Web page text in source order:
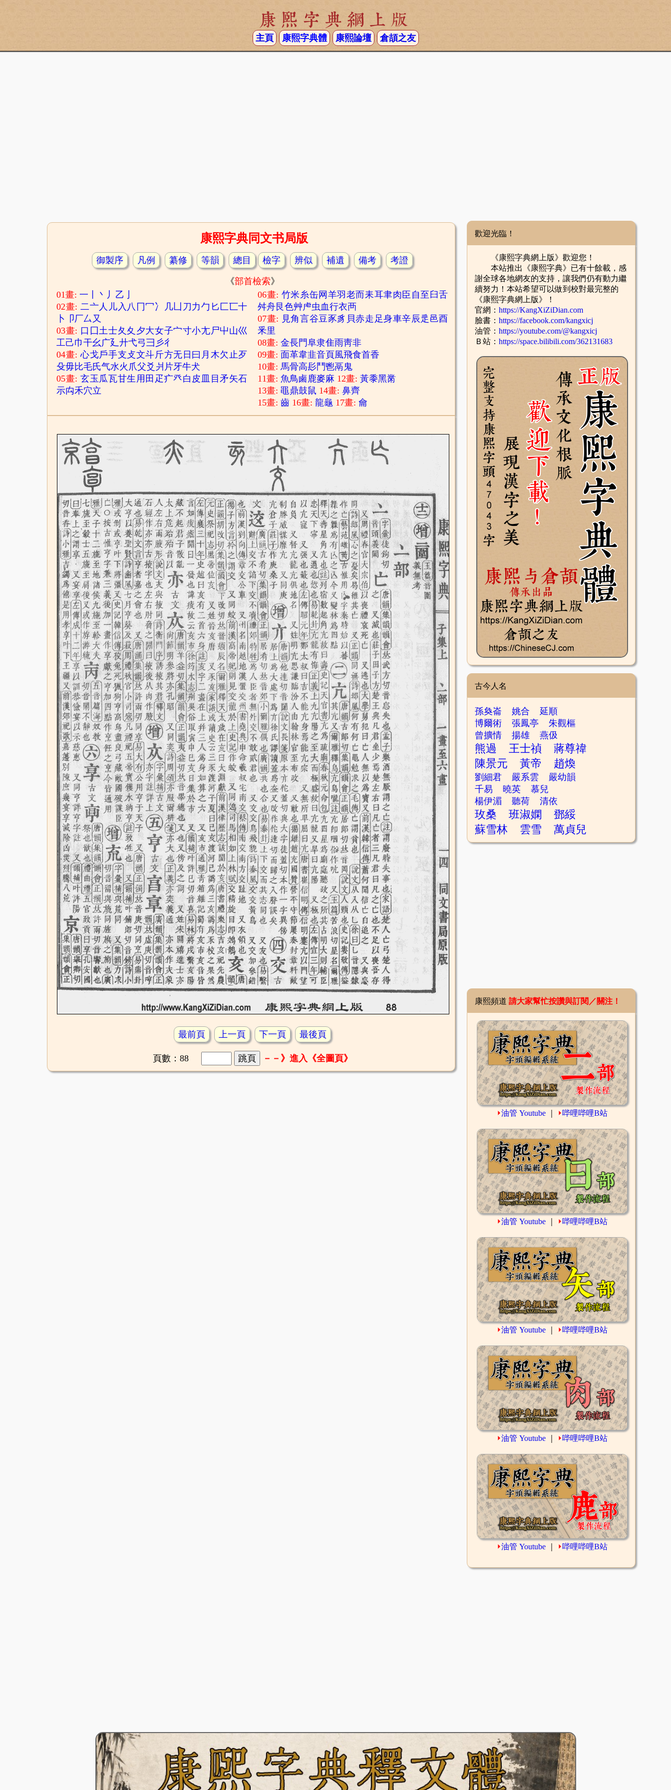
康熙字典網上版
主頁 康熙字典體 康熙論壇 倉頡之友
康熙字典同文书局版
御製序 凡例 纂修 等韻 總目 檢字 辨似 補遺 備考 考證
《部首檢索》
01畫:一 丶 丿 乙
02畫:二亠人 儿入 八 冂冖 冫 几凵 刀 力勹 匕 匚匸十
卜
卩厂厶 又
03畫: 口 囗土士夂 夊 夕大女子宀寸小尢尸屮山巛
工己巾干幺 广廴廾弋弓彐 彡彳
04畫:心戈戶手支 攴文斗斤方无 日 曰 月 木欠止歹
殳毋比毛氏气水火 爪父爻 爿 片牙牛犬
05畫:玄玉 瓜瓦甘生 用 田 疋疒癶白 皮 目矛矢石
示禸禾穴立
06畫: 竹米 糸缶网 羊羽老而耒耳聿肉臣 自 至 臼舌
舛舟艮色艸虍虫血行衣襾
07畫: 見角言谷豆豕豸 貝赤走 足身車辛辰辵 邑酉
釆里
08畫:金長門阜隶隹雨靑非
09畫: 面革韋韭音頁風飛食首香
10畫:馬骨高髟 鬥鬯鬲 鬼
11畫:魚鳥鹵鹿麥麻 12畫:黃黍黑黹
13畫:黽鼎鼓鼠 14畫:鼻齊
15畫:齒 16畫:龍龜 17畫:龠
最前頁 上一頁 下一頁 最後頁
頁數：88 －－》進入《全圖頁》
歡迎光臨！
《康熙字典網上版》歡迎您！
本站推出《康熙字典》已有十餘載，感
謝全球各地網友的支持，讓我們仍有動力繼
續努力！本站希望可以做到校對最完整的
《康熙字典網上版》！
官網： https://KangXiZiDian.com
臉書： https://facebook.com/kangxicj
油管： https://youtube.com/@kangxicj
Ｂ站： https://space.bilibili.com/362131683
古今人名
孫奐崙 姚合
延順
博爾術
張鳳亭
朱觀樞
曾擴情
揚雄 燕伋
熊過 王士禎
蔣尊禕
陳景元
黃帝 趙煥
劉細君 嚴系雲
嚴幼韻
千易
曉英
慕兒
楊伊湄
聽荷 清依
玫桑 班淑嫻
鄧綏
蘇雪林
雲雪 萬貞兒
康熙頻道 請大家幫忙按讚與訂閱／關注！
⏵油管 Youtube ⏵哔哩哔哩B站
⏵油管 Youtube ⏵哔哩哔哩B站
⏵油管 Youtube ⏵哔哩哔哩B站
⏵油管 Youtube ⏵哔哩哔哩B站
⏵油管 Youtube ⏵哔哩哔哩B站